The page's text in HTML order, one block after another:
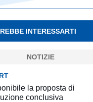
INTERESSARTI
NOTIZIE
la proposta di
conclusiva